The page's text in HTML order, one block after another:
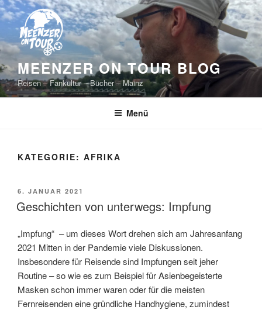
Zum
Inhalt
springen
MEENZER ON TOUR BLOG
Reisen – Fankultur – Bücher – Mainz
Menü
KATEGORIE: AFRIKA
VERÖFFENTLICHT
AM
6. JANUAR 2021
Geschichten von unterwegs: Impfung
„Impfung“ – um dieses Wort drehen sich am Jahresanfang
2021 Mitten in der Pandemie viele Diskussionen.
Insbesondere für Reisende sind Impfungen seit jeher
Routine – so wie es zum Beispiel für Asienbegeisterte
Masken schon immer waren oder für die meisten
Fernreisenden eine gründliche Handhygiene, zumindest